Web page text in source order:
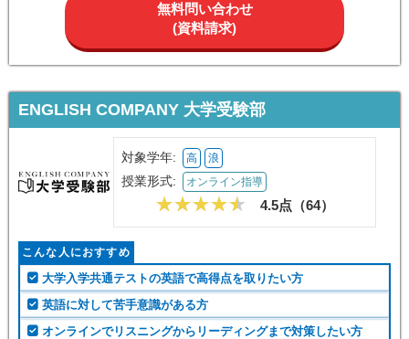
無料問い合わせ
(資料請求)
ENGLISH COMPANY 大学受験部
対象学年: 高 浪
授業形式: オンライン指導
4.5点（64）
こんな人におすすめ
大学入学共通テストの英語で高得点を取りたい方
英語に対して苦手意識がある方
オンラインでリスニングからリーディングまで対策したい方